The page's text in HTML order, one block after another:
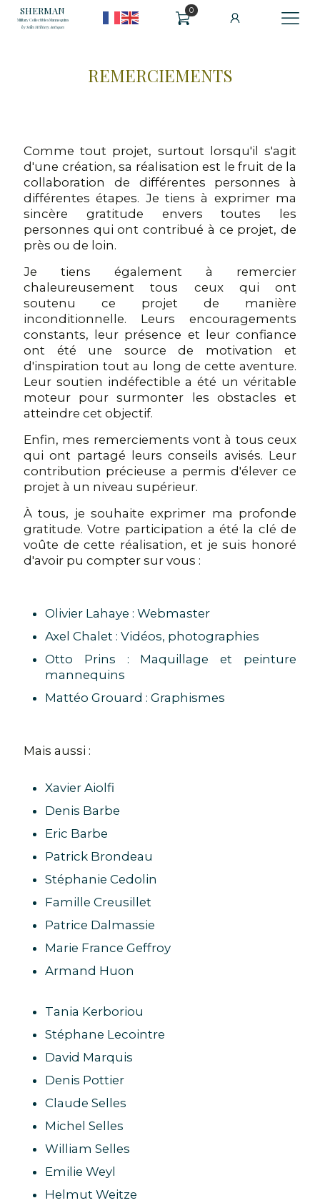
SHERMAN
Military Collectibles Mannequins
by Selles Military Antiques
0
REMERCIEMENTS
Comme tout projet, surtout lorsqu'il s'agit
d'une création, sa réalisation est le fruit de la
collaboration de différentes personnes à
différentes étapes. Je tiens à exprimer ma
sincère gratitude envers toutes les
personnes qui ont contribué à ce projet, de
près ou de loin.
Je tiens également à remercier
chaleureusement tous ceux qui ont
soutenu ce projet de manière
inconditionnelle. Leurs encouragements
constants, leur présence et leur confiance
ont été une source de motivation et
d'inspiration tout au long de cette aventure.
Leur soutien indéfectible a été un véritable
moteur pour surmonter les obstacles et
atteindre cet objectif.
Enfin, mes remerciements vont à tous ceux
qui ont partagé leurs conseils avisés. Leur
contribution précieuse a permis d'élever ce
projet à un niveau supérieur.
À tous, je souhaite exprimer ma profonde
gratitude. Votre participation a été la clé de
voûte de cette réalisation, et je suis honoré
d'avoir pu compter sur vous :
Olivier Lahaye : Webmaster
Axel Chalet : Vidéos, photographies
Otto Prins : Maquillage et peinture
mannequins
Mattéo Grouard : Graphismes
Mais aussi :
Xavier Aiolfi
Denis Barbe
Eric Barbe
Patrick Brondeau
Stéphanie Cedolin
Famille Creusillet
Patrice Dalmassie
Marie France Geffroy
Armand Huon
Tania Kerboriou
Stéphane Lecointre
David Marquis
Denis Pottier
Claude Selles
Michel Selles
William Selles
Emilie Weyl
Helmut Weitze